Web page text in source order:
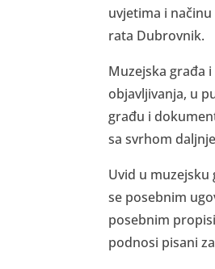
uvjetima i
rata Dubrovnik.
Muzejska građa
objavljivanja, u
građu i
sa svrhom
Uvid u
se posebnim
posebnim
podnosi pisani